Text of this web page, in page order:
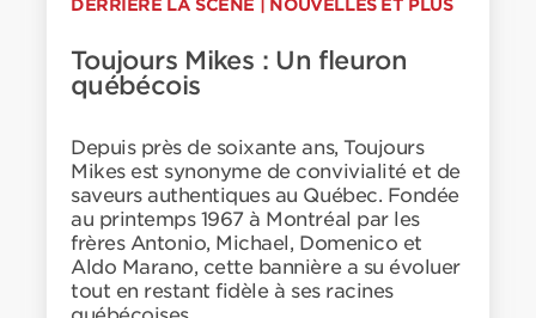
DERRIÈRE LA SCÈNE NOUVELLES ET PLUS
Toujours Mikes : Un fleuron
québécois
Depuis près de soixante ans, Toujours
Mikes est synonyme de convivialité et de
saveurs authentiques au Québec. Fondée
au printemps 1967 à Montréal par les
frères Antonio, Michael, Domenico et
Aldo Marano, cette bannière a su évoluer
tout en restant fidèle à ses racines